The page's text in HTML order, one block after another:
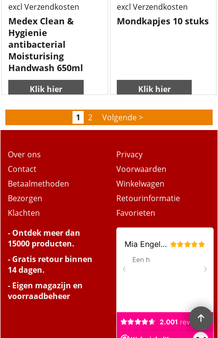
excl Verzendkosten
Medex Clean &
Hygienie
antibacterial
Moisturising
Handwash 650ml
Klik hier
excl Verzendkosten
Mondkapjes 10 stuks
Klik hier
1 2 Volgende >
Over ons
Contact
Betaalmethoden
Bezorgen
Klachten
Privacy
Voorwaarden
Winkelwagen
Retourinformatie
Favorieten
- Ontdek meer dan
15000 producten.
- Gratis retour binnen
14 dagen.
- Eigen magazijn en
voorraadbeheer